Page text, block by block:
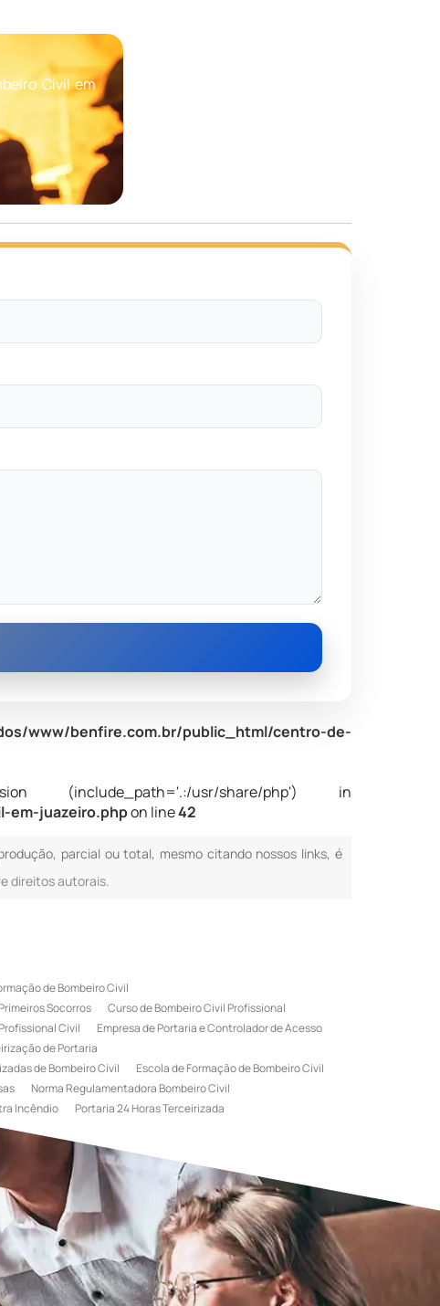
Civil em
www/benfire.com.br/public_html/centro-de-
usr/share/php') in
em-juazeiro.phpon line42
parcial ou total, mesmo citando nossos links, é
direitos autorais.
de Bombeiro Civil
Socorros
Curso de Bombeiro Civil Profissional
Civil
Empresa de Portaria e Controlador de Acesso
de Portaria
de Bombeiro Civil
Escola de Formação de Bombeiro Civil
Norma Regulamentadora Bombeiro Civil
Incêndio
Portaria 24 Horas Terceirizada
Serviço de Portaria Terceirizada
de Bombeiro Civil
Terceirização de Portaria
Civil Treinamento de Bombeiros
Treinamento de Brigada
de Brigadista de Incêndio
de Primeiro Socorros